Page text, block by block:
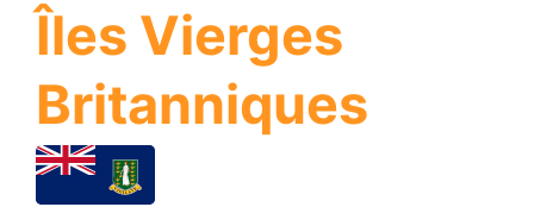
Îles Vierges
Britanniques